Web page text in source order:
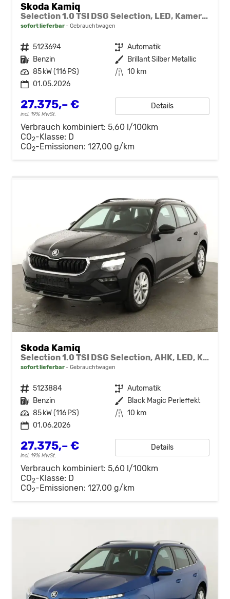
Skoda Kamiq
Selection 1.0 TSI DSG Selection, LED, Kamera, ACC, Side, Winter
sofort lieferbar Gebrauchtwagen
Fahrzeugnr. 5123694 Getriebe Automatik
Kraftstoff Benzin Außenfarbe Brillant Silber Metallic
Leistung 85 kW (116 PS) Kilometerstand 10 km
01.05.2026
27.375,– €
incl. 19% MwSt.
Details
Verbrauch kombiniert: 5,60 l/100km
CO2-Klasse: D
CO2-Emissionen: 127,00 g/km
Skoda Kamiq
Selection 1.0 TSI DSG Selection, AHK, LED, Kamera, Winter, 16-Zoll, 4 J.-Garantie
sofort lieferbar Gebrauchtwagen
Fahrzeugnr. 5123884 Getriebe Automatik
Kraftstoff Benzin Außenfarbe Black Magic Perleffekt
Leistung 85 kW (116 PS) Kilometerstand 10 km
01.06.2026
27.375,– €
incl. 19% MwSt.
Details
Verbrauch kombiniert: 5,60 l/100km
CO2-Klasse: D
CO2-Emissionen: 127,00 g/km